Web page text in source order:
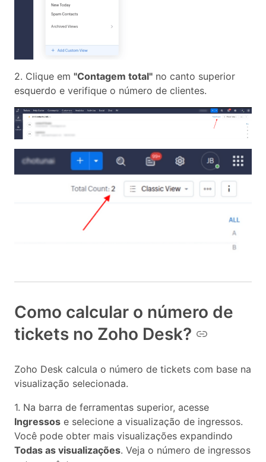
2. Clique em "Contagem total" no canto superior
esquerdo e verifique o número de clientes.
Como calcular o número de
tickets no Zoho Desk?
Zoho Desk calcula o número de tickets com base na
visualização selecionada.
1. Na barra de ferramentas superior, acesse
Ingressos e selecione a visualização de ingressos.
Você pode obter mais visualizações expandindo
Todas as visualizações. Veja o número de ingressos